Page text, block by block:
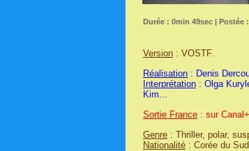
Durée : 0min 49sec | Postée
Version : VOSTF.
Réalisation : Denis
Interprétation : Olga
Kim...
Sortie France : sur
Genre : Thriller, polar,
Nationalité : Corée du